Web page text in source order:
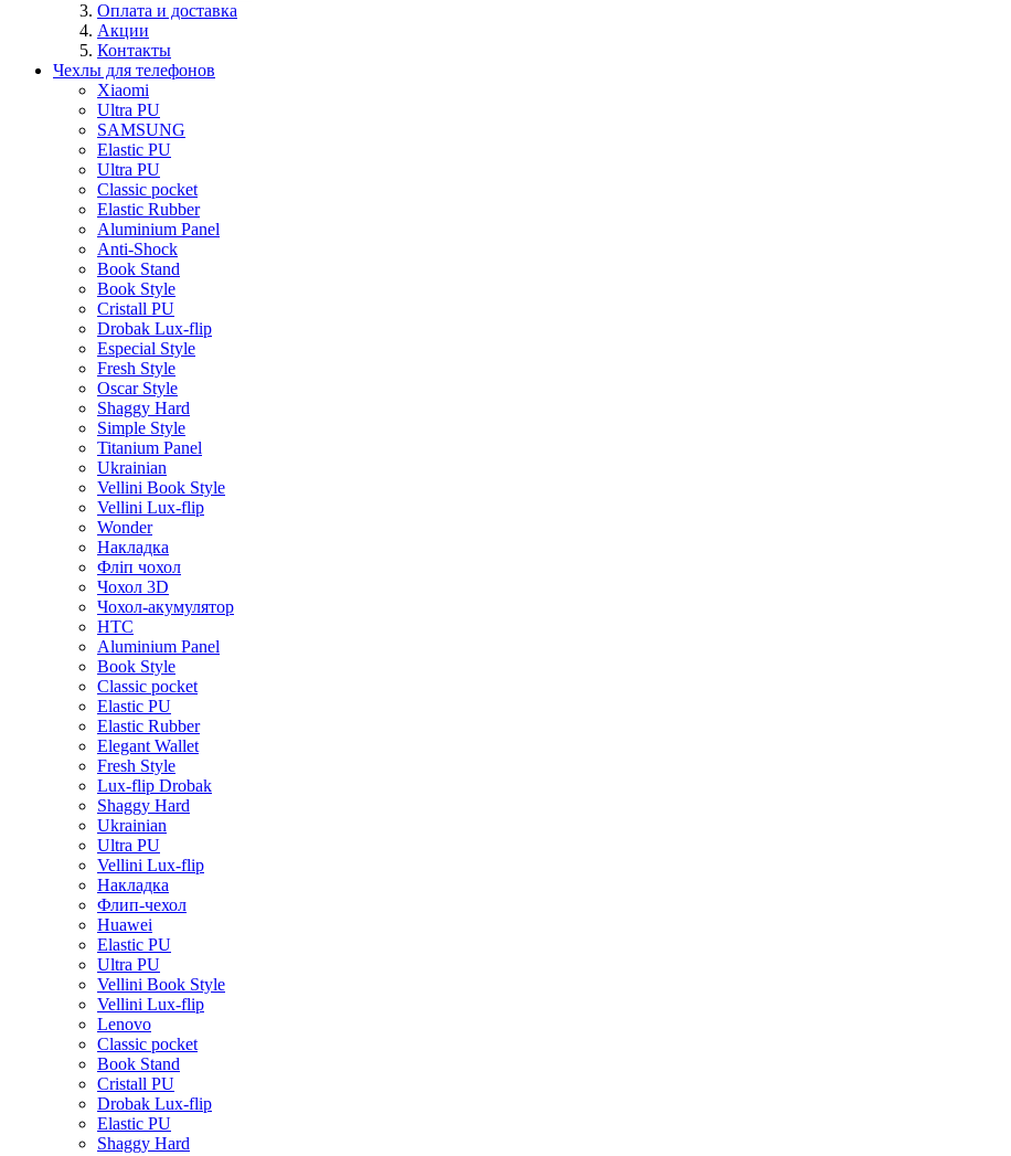
Оплата и доставка
Акции
Контакты
Чехлы для телефонов
Xiaomi
Ultra PU
SAMSUNG
Elastic PU
Ultra PU
Classic pocket
Elastic Rubber
Aluminium Panel
Anti-Shock
Book Stand
Book Style
Cristall PU
Drobak Lux-flip
Especial Style
Fresh Style
Oscar Style
Shaggy Hard
Simple Style
Titanium Panel
Ukrainian
Vellini Book Style
Vellini Lux-flip
Wonder
Накладка
Фліп чохол
Чохол 3D
Чохол-акумулятор
HTC
Aluminium Panel
Book Style
Classic pocket
Elastic PU
Elastic Rubber
Elegant Wallet
Fresh Style
Lux-flip Drobak
Shaggy Hard
Ukrainian
Ultra PU
Vellini Lux-flip
Накладка
Флип-чехол
Huawei
Elastic PU
Ultra PU
Vellini Book Style
Vellini Lux-flip
Lenovo
Classic pocket
Book Stand
Cristall PU
Drobak Lux-flip
Elastic PU
Shaggy Hard